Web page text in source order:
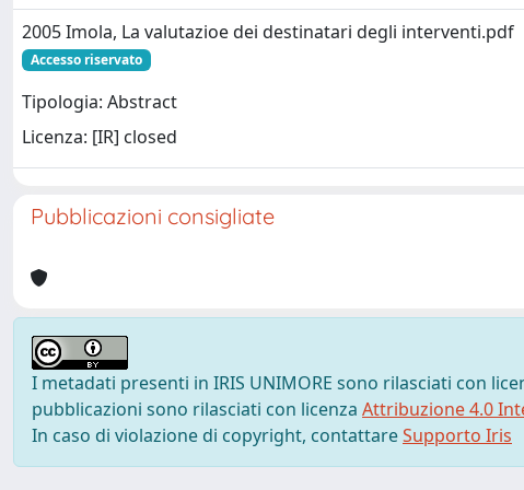
2005 Imola, La valutazioe dei destinatari degli interventi.pdf
Accesso riservato
Tipologia: Abstract
Licenza: [IR] closed
Pubblicazioni consigliate
I metadati presenti in IRIS UNIMORE sono rilasciati con
pubblicazioni sono rilasciati con licenza Attribuzione 4.0
In caso di violazione di copyright, contattareSupporto Iris